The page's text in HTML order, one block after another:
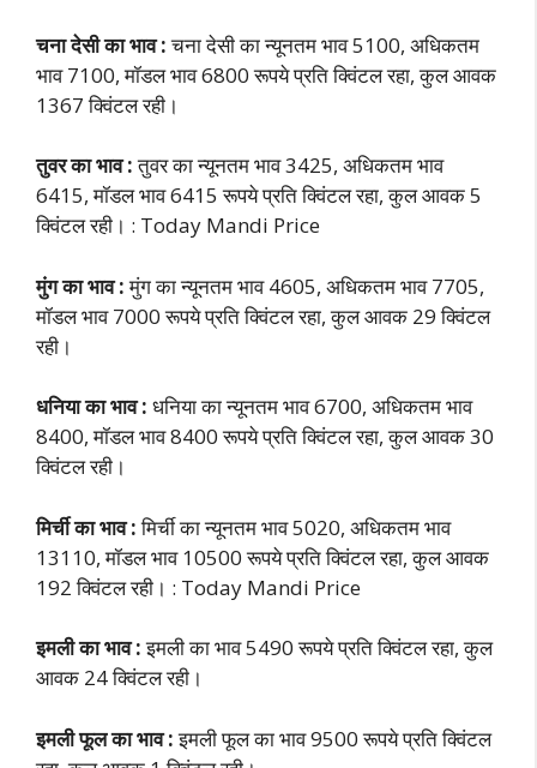
चना देसी का भाव :चना देसी का न्यूनतम भाव 5100, अधिकतम
भाव 7100, मॉडल भाव 6800 रूपये प्रति क्विंटल रहा, कुल आवक
1367 क्विंटल रही।
तुवर का भाव :तुवर का न्यूनतम भाव 3425, अधिकतम भाव
6415, मॉडल भाव 6415 रूपये प्रति क्विंटल रहा, कुल आवक 5
क्विंटल रही। : Today Mandi Price
मुंग का भाव :मुंग का न्यूनतम भाव 4605, अधिकतम भाव 7705,
मॉडल भाव 7000 रूपये प्रति क्विंटल रहा, कुल आवक 29 क्विंटल
रही।
धनिया का भाव : धनिया का न्यूनतम भाव 6700, अधिकतम भाव
8400, मॉडल भाव 8400 रूपये प्रति क्विंटल रहा, कुल आवक 30
क्विंटल रही।
मिर्ची का भाव :मिर्ची का न्यूनतम भाव 5020, अधिकतम भाव
13110, मॉडल भाव 10500 रूपये प्रति क्विंटल रहा, कुल आवक
192 क्विंटल रही। : Today Mandi Price
इमली का भाव :इमली का भाव 5490 रूपये प्रति क्विंटल रहा, कुल
आवक 24 क्विंटल रही।
इमली फूल का भाव :इमली फूल का भाव 9500 रूपये प्रति क्विंटल